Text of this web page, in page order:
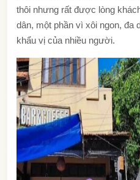
thôi nhưng rất được lòng
dân, một phần vì xôi ngon, đa
khẩu vị của nhiều người.